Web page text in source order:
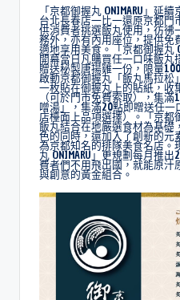
「京都御握丸 ONIMARU」延
台北長春店一比一還原京都
供消費者挑選飯丸使用，彷彿
務外，亦有內用座位，提供免
適地享用美食。「京都御握丸
開幕當日凡購買任一口味飯丸
贈送秘製唐揚雞一份，限量
啟動京都御握丸「飯丸馬拉松
一枚貼在御握丸上的貼紙，收
（可於門市免費索取），集
噌湯」，集滿20點即贈送任
店檯面上品項選擇）。「京都
飯丸結合在地嚴選食材為基礎
色的同時，還加入了創新的元
為京都知名的排隊美食名店。
丸 ONIMARU」更規劃每月推
費者們不用飛出國，就能原汁
與創意的黃金組合。